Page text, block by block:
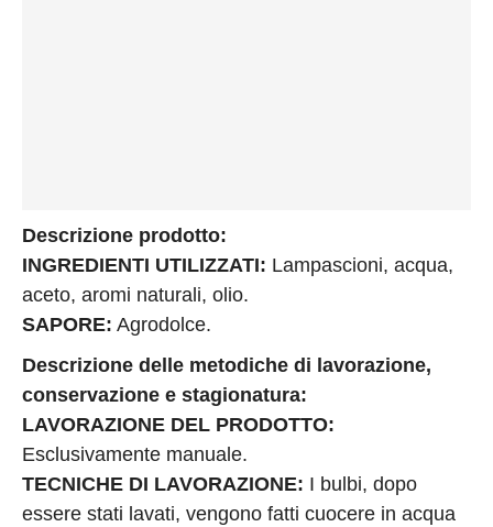
Descrizione prodotto:
INGREDIENTI UTILIZZATI: Lampascioni, acqua,
aceto, aromi naturali, olio.
SAPORE: Agrodolce.
Descrizione delle metodiche di lavorazione,
conservazione e stagionatura:
LAVORAZIONE DEL PRODOTTO:
Esclusivamente manuale.
TECNICHE DI LAVORAZIONE: I bulbi, dopo
essere stati lavati, vengono fatti cuocere in acqua